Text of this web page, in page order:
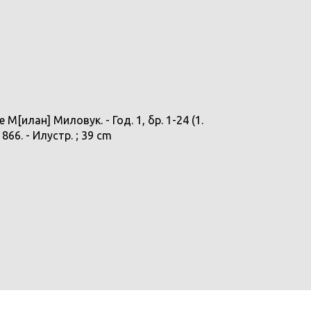
М[илан] Миловук. - Год. 1, бр. 1-24 (1.
- Илустр. ; 39 cm